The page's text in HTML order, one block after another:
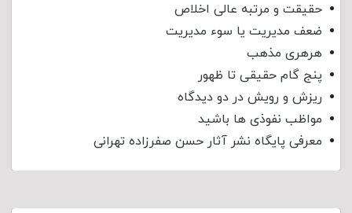
حقیقت و مرتبه عالی اخلاص
ضعف مدیریت یا سوء مدیریت
هرهری مذهب
پنج گام حقیقی تا ظهور
ریزش و رویش در دو دیدگاه
مواظب نفوذی‌ ها باشید
معرفی پایگاه نشر آثار حسن صفرزاده تهرانی